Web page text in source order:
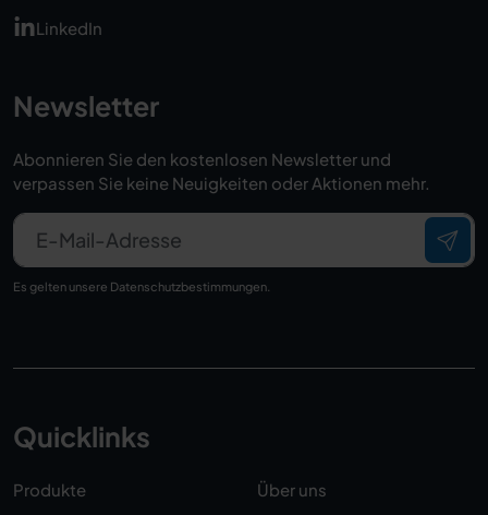
LinkedIn
Newsletter
Abonnieren Sie den kostenlosen Newsletter und
verpassen Sie keine Neuigkeiten oder Aktionen mehr.
E-Mail-Adresse
Es gelten unsere Datenschutzbestimmungen
Quicklinks
Produkte
Über uns